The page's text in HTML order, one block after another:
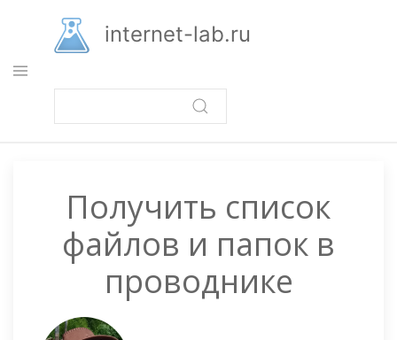
основному
содержанию
internet-lab.ru
Получить список
файлов и папок в
проводнике